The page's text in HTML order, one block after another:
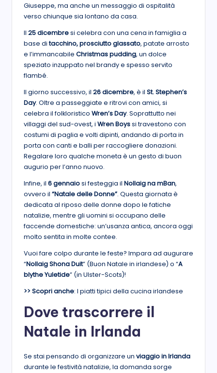
Giuseppe, ma anche un messaggio di ospitalità
verso chiunque sia lontano da casa.
Il 25 dicembresi celebra con una cena in famiglia a
base ditacchino, prosciutto glassato, patate arrosto
e l’immancabile Christmas pudding, un dolce
speziato inzuppato nel brandy e spesso servito
flambé.
Il giorno successivo, il 26 dicembre, è il St. Stephen’s
Day. Oltre a passeggiate e ritrovi con amici, si
celebra il folkloristico Wren’s Day. Soprattutto nei
villaggi del sud-ovest, i Wren Boyssi travestono con
costumi di paglia e volti dipinti, andando di porta in
porta con canti e balli per raccogliere donazioni.
Regalare loro qualche moneta è un gesto di buon
augurio per l’anno nuovo.
Infine, il 6 gennaiosi festeggia il Nollaig na mBan,
ovvero il “Natale delle Donne”. Questa giornata è
dedicata al riposo delle donne dopo le fatiche
natalizie, mentre gli uomini si occupano delle
faccende domestiche: un’usanza antica, ancora oggi
molto sentita in molte contee.
Vuoi fare colpo durante le feste? Impara ad augurare
“Nollaig Shona Duit” (Buon Natale in irlandese) o “A
blythe Yuletide” (in Ulster-Scots)!
>> Scopri anche: I piatti tipici della cucina irlandese
Dove trascorrere il
Natale in Irlanda
Se stai pensando di organizzare un viaggio in Irlanda
durante le festività natalizie, la domanda sorge